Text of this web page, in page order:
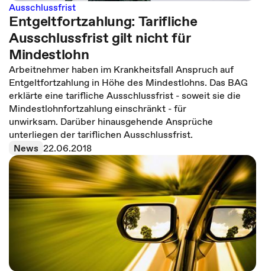
Ausschlussfrist
Entgeltfortzahlung: Tarifliche
Ausschlussfrist gilt nicht für
Mindestlohn
Arbeitnehmer haben im Krankheitsfall Anspruch auf
Entgeltfortzahlung in Höhe des Mindestlohns. Das BAG
erklärte eine tarifliche Ausschlussfrist - soweit sie die
Mindestlohnfortzahlung einschränkt - für
unwirksam. Darüber hinausgehende Ansprüche
unterliegen der tariflichen Ausschlussfrist.
News 22.06.2018